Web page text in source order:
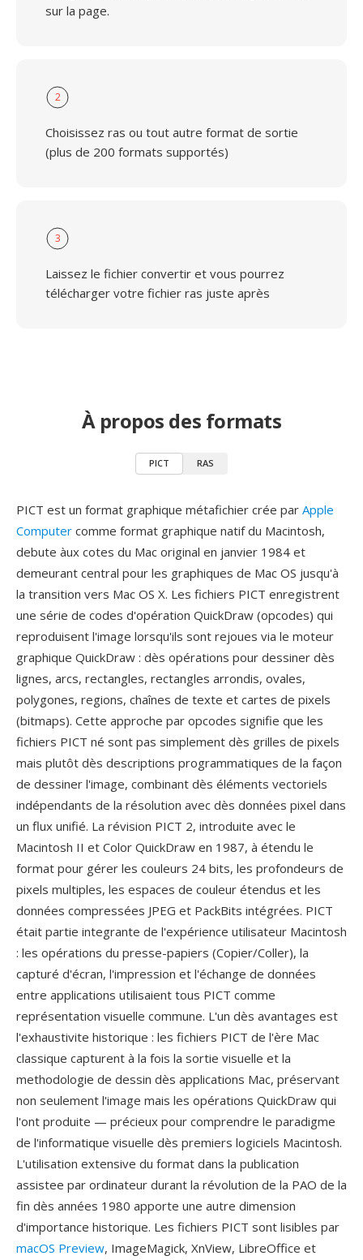
sur la page.
2
Choisissez ras ou tout autre format de sortie
(plus de 200 formats supportés)
3
Laissez le fichier convertir et vous pourrez
télécharger votre fichier ras juste après
À propos des formats
PICT RAS
PICT est un format graphique métafichier crée par Apple
Computer comme format graphique natif du Macintosh,
debute àux cotes du Mac original en janvier 1984 et
demeurant central pour les graphiques de Mac OS jusqu'à
la transition vers Mac OS X. Les fichiers PICT enregistrent
une série de codes d'opération QuickDraw (opcodes) qui
reproduisent l'image lorsqu'ils sont rejoues via le moteur
graphique QuickDraw : dès opérations pour dessiner dès
lignes, arcs, rectangles, rectangles arrondis, ovales,
polygones, regions, chaînes de texte et cartes de pixels
(bitmaps). Cette approche par opcodes signifie que les
fichiers PICT né sont pas simplement dès grilles de pixels
mais plutôt dès descriptions programmatiques de la façon
de dessiner l'image, combinant dès éléments vectoriels
indépendants de la résolution avec dès données pixel dans
un flux unifié. La révision PICT 2, introduite avec le
Macintosh II et Color QuickDraw en 1987, à étendu le
format pour gérer les couleurs 24 bits, les profondeurs de
pixels multiples, les espaces de couleur étendus et les
données compressées JPEG et PackBits intégrées. PICT
était partie integrante de l'expérience utilisateur Macintosh
: les opérations du presse-papiers (Copier/Coller), la
capturé d'écran, l'impression et l'échange de données
entre applications utilisaient tous PICT comme
représentation visuelle commune. L'un dès avantages est
l'exhaustivite historique : les fichiers PICT de l'ère Mac
classique capturent à la fois la sortie visuelle et la
methodologie de dessin dès applications Mac, préservant
non seulement l'image mais les opérations QuickDraw qui
l'ont produite — précieux pour comprendre le paradigme
de l'informatique visuelle dès premiers logiciels Macintosh.
L'utilisation extensive du format dans la publication
assistee par ordinateur durant la révolution de la PAO de la
fin dès années 1980 apporte une autre dimension
d'importance historique. Les fichiers PICT sont lisibles par
macOS Preview, ImageMagick, XnView, LibreOffice et